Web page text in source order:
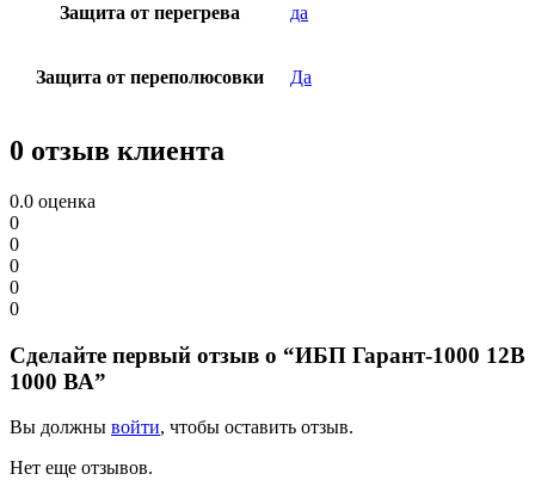
Защита от перегрева да
Защита от переполюсовки Да
0 отзыв клиента
0.0 оценка
0
0
0
0
0
Сделайте первый отзыв о “ИБП Гарант-1000 12В
1000 ВА”
Вы должны войти, чтобы оставить отзыв.
Нет еще отзывов.